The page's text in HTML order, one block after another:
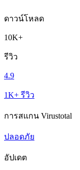
ดาวน์โหลด
10K+
รีวิว
4.9
1K+ รีวิว
การสแกน Virustotal
ปลอดภัย
อัปเดต